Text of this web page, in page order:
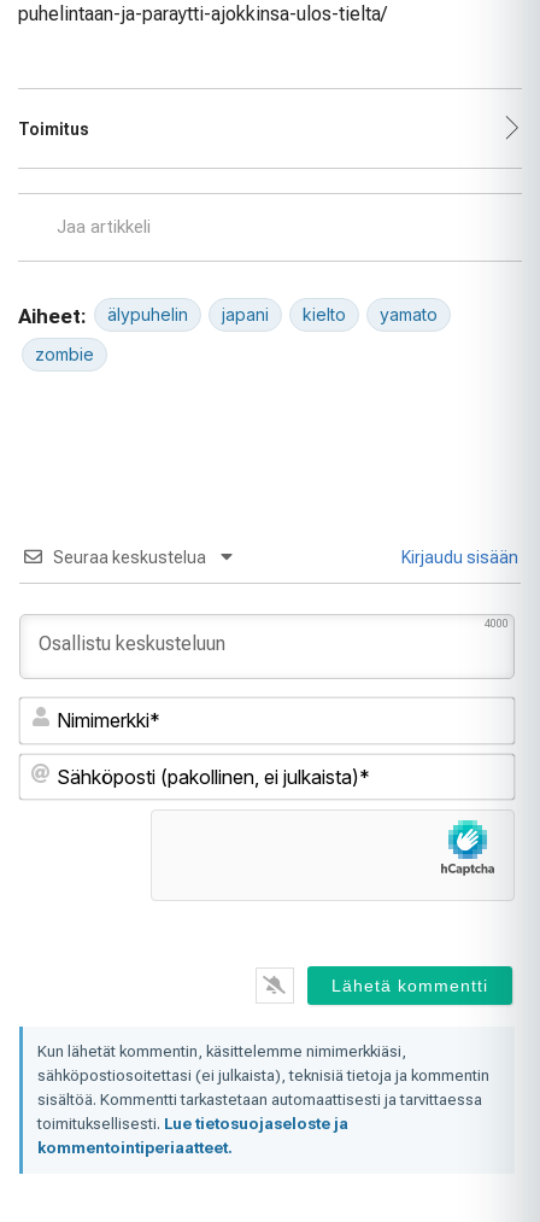
puhelintaan-ja-paraytti-ajokkinsa-ulos-tielta/
Toimitus
Jaa artikkeli
Aiheet: älypuhelin japani kielto
yamato
zombie
Seuraa keskustelua Kirjaudu sisään
4000
ei
Kun lähetät kommentin, käsittelemme nimimerkkiäsi,
sähköpostiosoitettasi (ei julkaista), teknisiä tietoja ja kommentin
sisältöä. Kommentti tarkastetaan automaattisesti ja tarvittaessa
toimituksellisesti. Lue tietosuojaseloste ja
kommentointiperiaatteet.